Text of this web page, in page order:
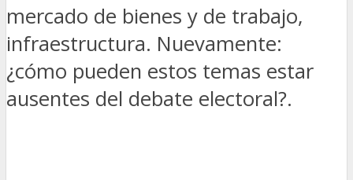
mercado de bienes y de trabajo,
infraestructura. Nuevamente:
¿cómo pueden estos temas estar
ausentes del debate electoral?.